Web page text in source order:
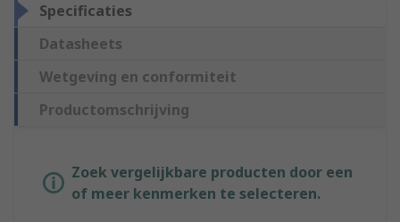
Specificaties
Datasheets
Wetgeving en conformiteit
Productomschrijving
Zoek vergelijkbare producten door een
of meer kenmerken te selecteren.